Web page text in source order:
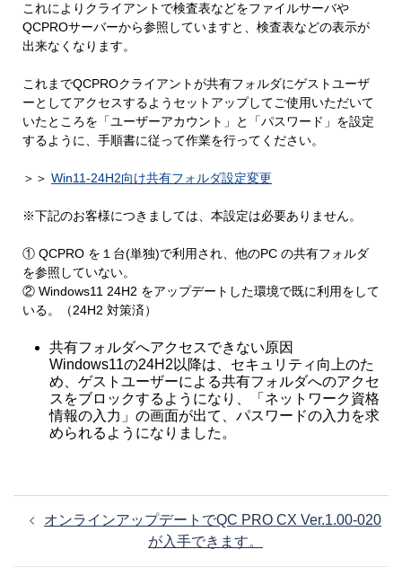
これによりクライアントで検査表などをファイルサーバや
QCPROサーバーから参照していますと、検査表などの表示が
出来なくなります。
これまでQCPROクライアントが共有フォルダにゲストユーザ
ーとしてアクセスするようセットアップしてご使用いただいて
いたところを「ユーザーアカウント」と「パスワード」を設定
するように、手順書に従って作業を行ってください。
＞＞ Win11-24H2向け共有フォルダ設定変更
※下記のお客様につきましては、本設定は必要ありません。
① QCPRO を１台(単独)で利用され、他のPC の共有フォルダ
を参照していない。
② Windows11 24H2 をアップデートした環境で既に利用をして
いる。（24H2 対策済）
共有フォルダへアクセスできない原因
Windows11の24H2以降は、セキュリティ向上のた
め、ゲストユーザーによる共有フォルダへのアクセ
スをブロックするようになり、「ネットワーク資格
情報の入力」の画面が出て、パスワードの入力を求
められるようになりました。
稿
オンラインアップデートでQC PRO CX Ver.1.00-020
が入手できます。